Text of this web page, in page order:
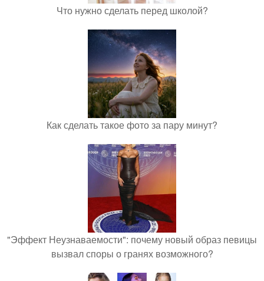
Что нужно сделать перед школой?
Как сделать такое фото за пару минут?
"Эффект Неузнаваемости": почему новый образ певицы
вызвал споры о гранях возможного?